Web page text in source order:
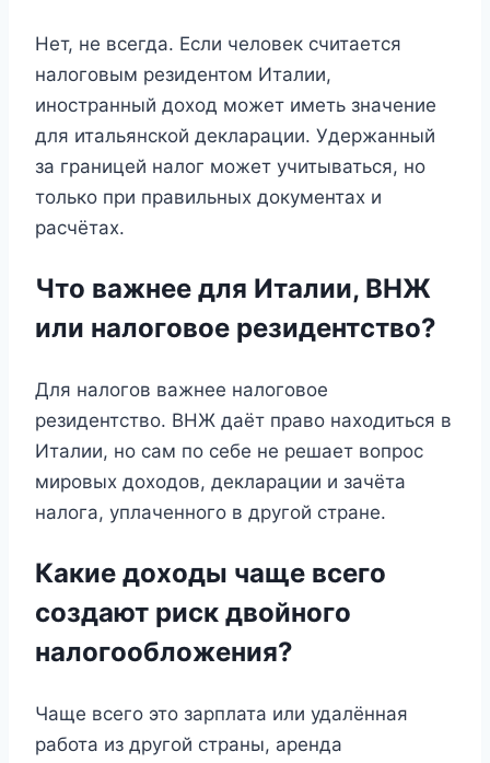
Нет, не всегда. Если человек считается
налоговым резидентом Италии,
иностранный доход может иметь значение
для итальянской декларации. Удержанный
за границей налог может учитываться, но
только при правильных документах и
расчётах.
Что важнее для Италии, ВНЖ
или налоговое резидентство?
Для налогов важнее налоговое
резидентство. ВНЖ даёт право находиться в
Италии, но сам по себе не решает вопрос
мировых доходов, декларации и зачёта
налога, уплаченного в другой стране.
Какие доходы чаще всего
создают риск двойного
налогообложения?
Чаще всего это зарплата или удалённая
работа из другой страны, аренда